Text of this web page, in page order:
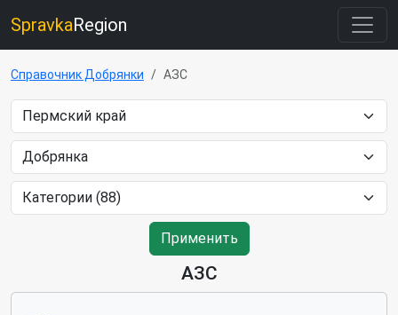
SpravkaRegion
Справочник Добрянки АЗС
Применить
АЗС